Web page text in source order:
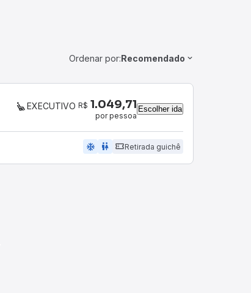
Ordenar por:Recomendado
EXECUTIVO R$ 1.049,71
por pessoa
Escolher ida
ac_unit wc Retirada guichê